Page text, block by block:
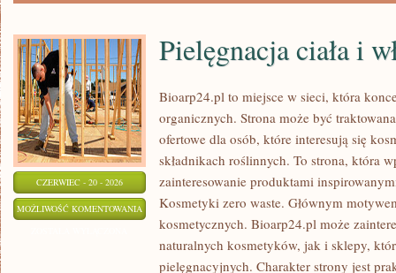
CZERWIEC - 20 - 2026
MOŻLIWOŚĆ KOMENTOWANIA PIELĘGNACJA
CIAŁA
Pielęgnacja ciała i
Bioarp24.pl to miejsce w sieci, która
organicznych. Strona może być
ofertowe dla osób, które interesują się
składnikach roślinnych. To strona, która
zainteresowanie produktami
Kosmetyki zero waste. Głównym
kosmetycznych. Bioarp24.pl może
naturalnych kosmetyków, jak i sklepy,
pielęgnacyjnych. Charakter strony jest